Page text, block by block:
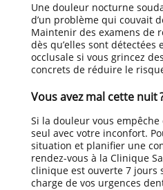
Une douleur nocturne
d’un problème qui couvait
Maintenir des examens de
dès qu’elles sont
occlusale si vous grincez
concrets de réduire le
Vous avez mal cette nuit
Si la douleur vous
seul avec votre inconfort.
situation et planifier une
rendez-vous à la Clinique
clinique est ouverte 7 jours
charge de vos urgences